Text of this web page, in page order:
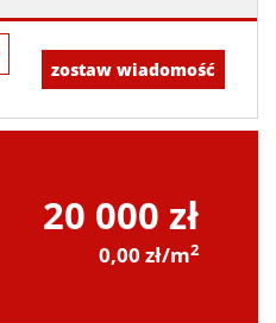
zostaw wiadomość
20 000 zł
0,00 zł/m2